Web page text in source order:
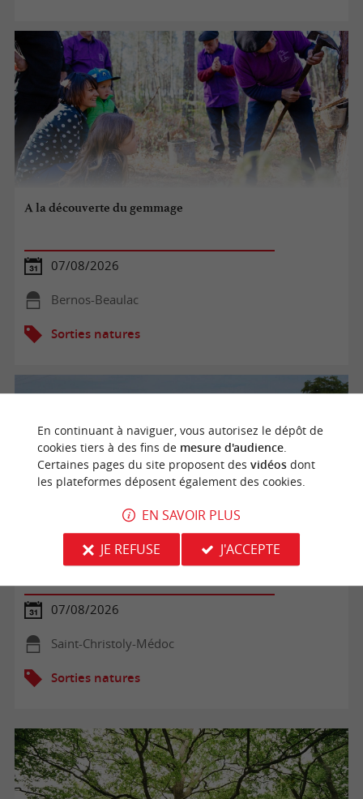
A la découverte du gemmage
07/08/2026
Bernos-Beaulac
Sorties natures
Balade commentée dans le vignoble du Château Tour
Castillon
07/08/2026
Saint-Christoly-Médoc
Sorties natures
En continuant à naviguer, vous autorisez le dépôt de
cookies tiers à des fins de mesure d'audience.
Certaines pages du site proposent des vidéosdont
les plateformes déposent également des cookies.
EN SAVOIR PLUS
JE REFUSE
J'ACCEPTE